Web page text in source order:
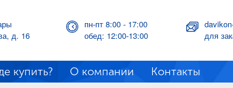
д. 16
пн-пт 8:00 - 17:00
обед: 12:00-13:00
для
купить? О компании Контакты